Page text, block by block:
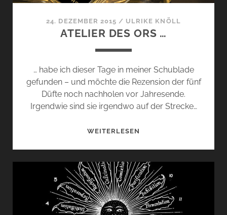
24. DEZEMBER 2015 / ULRIKE KNÖLL
ATELIER DES ORS …
… habe ich dieser Tage in meiner Schublade
gefunden – und möchte die Rezension der fünf
Düfte noch nachholen vor Jahresende.
Irgendwie sind sie irgendwo auf der Strecke…
WEITERLESEN
…